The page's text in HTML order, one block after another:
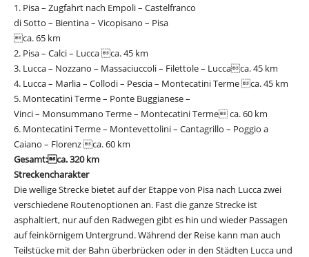
1. Pisa – Zugfahrt nach Empoli – Castelfranco
di Sotto – Bientina – Vicopisano – Pisa
ca. 65 km
2. Pisa – Calci – Lucca ca. 45 km
3. Lucca – Nozzano – Massaciuccoli – Filettole – Luccaca. 45 km
4. Lucca – Marlia – Collodi – Pescia – Montecatini Terme ca. 45 km
5. Montecatini Terme – Ponte Buggianese –
Vinci – Monsummano Terme – Montecatini Terme ca. 60 km
6. Montecatini Terme – Montevettolini – Cantagrillo – Poggio a
Caiano – Florenz ca. 60 km
Gesamt:ca. 320 km
Streckencharakter
Die wellige Strecke bietet auf der Etappe von Pisa nach Lucca zwei
verschiedene Routenoptionen an. Fast die ganze Strecke ist
asphaltiert, nur auf den Radwegen gibt es hin und wieder Passagen
auf feinkörnigem Untergrund. Während der Reise kann man auch
Teilstücke mit der Bahn überbrücken oder in den Städten Lucca und